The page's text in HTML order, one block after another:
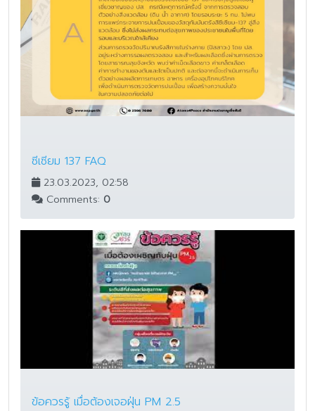
ซีเซียม 137 FAQ
23.03.2023, 02:58
Comments: 0
ข้อควรรู้ เมื่อต้องเจอฝุ่น PM 2.5